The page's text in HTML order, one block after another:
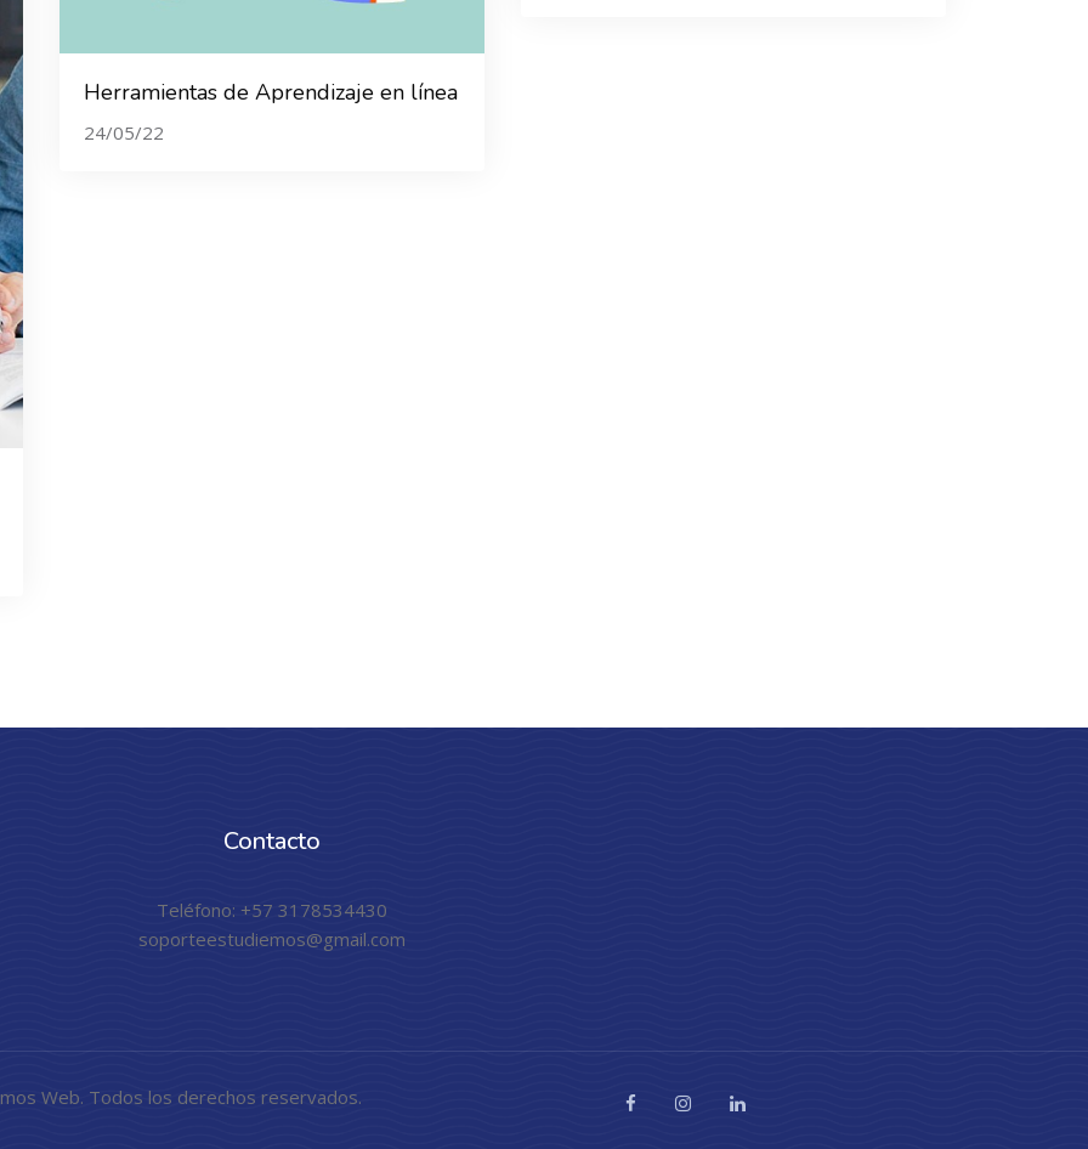
Herramientas de Aprendizaje en línea
24/05/22
Contacto
Teléfono: +57 3178534430
soporteestudiemos@gmail.com
Web. Todos los derechos reservados.